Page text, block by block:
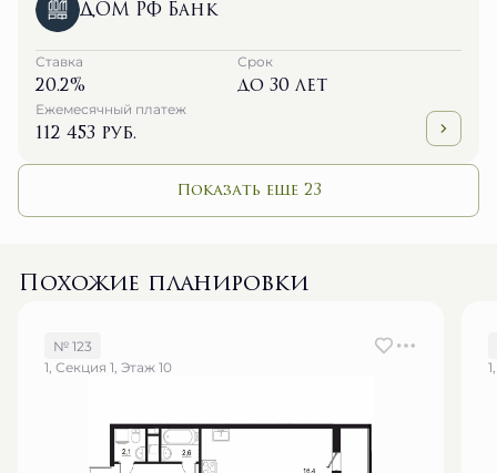
Ставка
20.2% до 30 лет
Ежемесячный платеж
112 453 руб.